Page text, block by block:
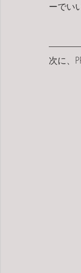
ーでい
次に、